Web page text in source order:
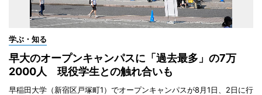
学ぶ・知る
早大のオープンキャンパスに「過去最多」の7万
2000人 現役学生との触れ合いも
早稲田大学（新宿区戸塚町1）でオープンキャンパスが8月1日、2日に行